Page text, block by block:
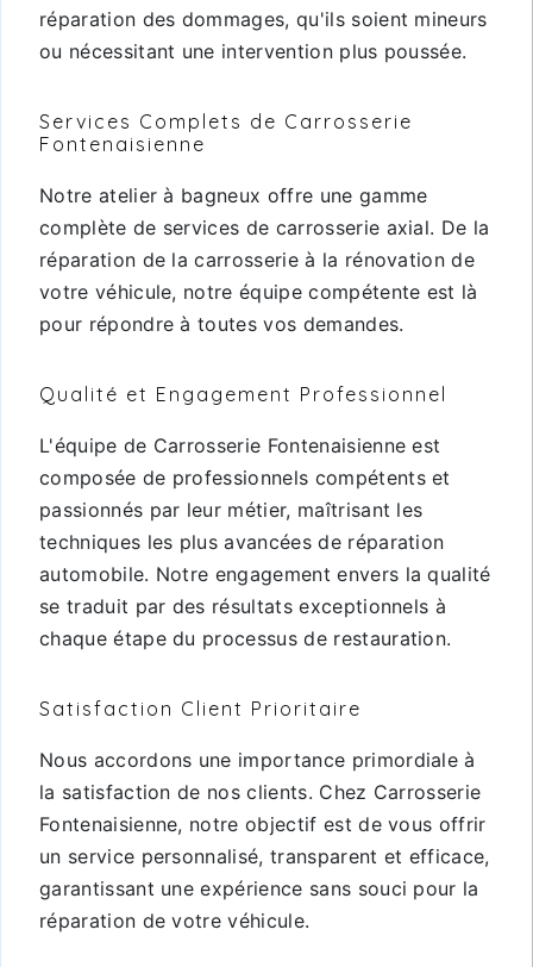
réparation des dommages, qu'ils soient mineurs
ou nécessitant une intervention plus poussée.
Services Complets de Carrosserie
Fontenaisienne
Notre atelier à bagneux offre une gamme
complète de services de carrosserie axial. De la
réparation de la carrosserie à la rénovation de
votre véhicule, notre équipe compétente est là
pour répondre à toutes vos demandes.
Qualité et Engagement Professionnel
L'équipe de Carrosserie Fontenaisienne est
composée de professionnels compétents et
passionnés par leur métier, maîtrisant les
techniques les plus avancées de réparation
automobile. Notre engagement envers la qualité
se traduit par des résultats exceptionnels à
chaque étape du processus de restauration.
Satisfaction Client Prioritaire
Nous accordons une importance primordiale à
la satisfaction de nos clients. Chez Carrosserie
Fontenaisienne, notre objectif est de vous offrir
un service personnalisé, transparent et efficace,
garantissant une expérience sans souci pour la
réparation de votre véhicule.